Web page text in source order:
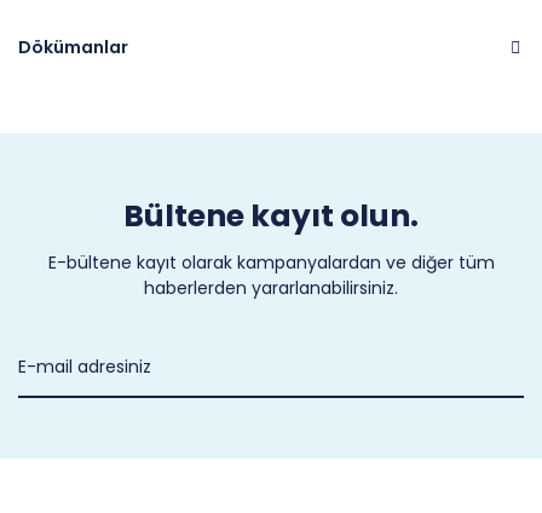
Dökümanlar
Bültene kayıt olun.
E-bültene kayıt olarak kampanyalardan ve diğer tüm
haberlerden yararlanabilirsiniz.